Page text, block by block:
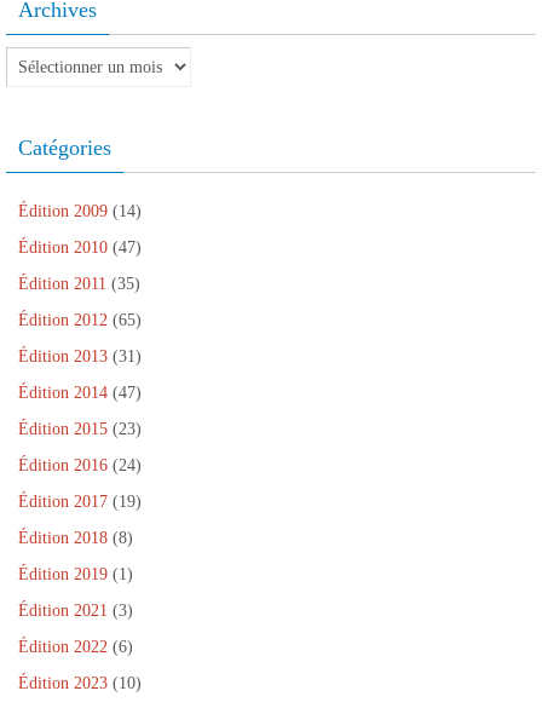
Archives
Archives
Catégories
Édition 2009 (14)
Édition 2010 (47)
Édition 2011 (35)
Édition 2012 (65)
Édition 2013 (31)
Édition 2014 (47)
Édition 2015 (23)
Édition 2016 (24)
Édition 2017 (19)
Édition 2018 (8)
Édition 2019 (1)
Édition 2021 (3)
Édition 2022 (6)
Édition 2023 (10)